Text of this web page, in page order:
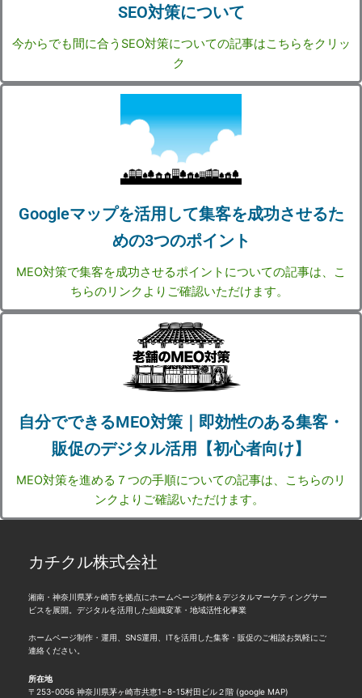
SEO対策について
今からでも間に合うSEO対策についての記事はこちらをクリッ
ク
Googleマップを活用して集客を成功させるた
めの3つのポイント
MEO対策で集客を成功させるポイントについての記事は、こ
ちらのリンクよりご確認いただけます。
自分でできるMEO対策｜即効性のある集客・
販促のデジタル活用【初心者向け】
MEO対策を進める７つの手順についての記事は、こちらのリ
ンクよりご確認いただけます。
カチクル株式会社
湘南・神奈川県茅ヶ崎市を拠点にホームページ制作＆デジタルマーケティングサー
ビスを展開。デジタルを活用した組織変革・地域活性化事業
ホームページ制作・運用、SNS運用、ITを活用した集客・販促のご相談お気軽にご
連絡ください。
所在地
〒253-0056 神奈川県茅ヶ崎市共恵1−8-15村田ビル２階 (google MAP)